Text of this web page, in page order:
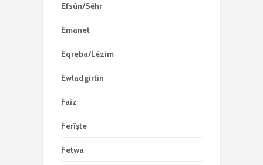
Efsûn/Sêhr
Emanet
Eqreba/Lêzim
Ewladgirtin
Faîz
Ferîşte
Fetwa